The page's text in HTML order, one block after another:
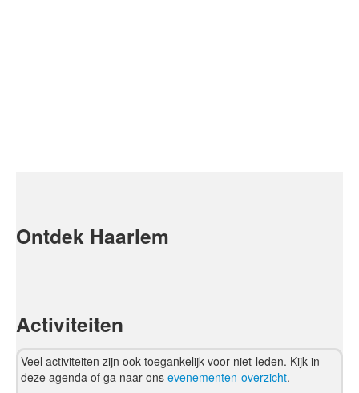
Ontdek Haarlem
Activiteiten
Veel activiteiten zijn ook toegankelijk voor niet-leden. Kijk in
deze agenda of ga naar ons evenementen-overzicht.